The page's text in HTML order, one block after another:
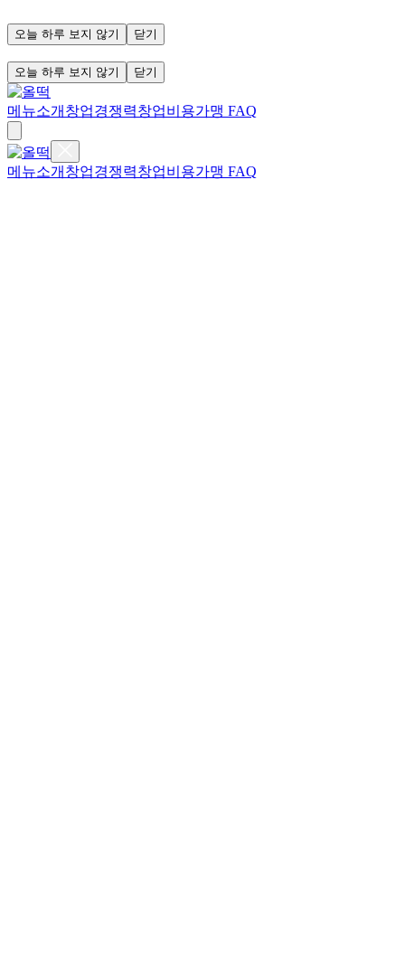
오늘 하루 보지 않기 닫기
오늘 하루 보지 않기 닫기
메뉴소개 창업경쟁력창업비용가맹 FAQ
메뉴소개 창업경쟁력창업비용가맹 FAQ